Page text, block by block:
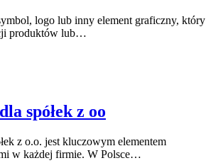
logo lub inny element graficzny, który
produktów lub…
spółek z oo
z o.o. jest kluczowym elementem
w każdej firmie. W Polsce…